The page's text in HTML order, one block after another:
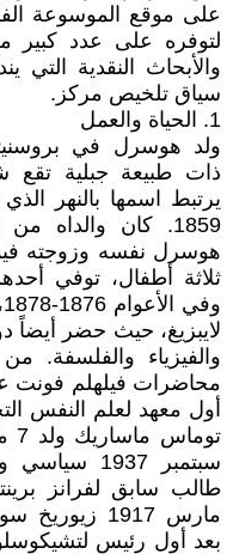
على موقع الموسوعة
لتوفره على عدد كبير
والأبحاث النقدية
سياق تلخيص مركز.
1. الحياة والعمل
ولد هوسرل في
ذات طبيعة جبلية تقع
1859. كان والداه
هوسرل نفسه وزوجته فيما
ثلاثة أطفال، توفي
لايبزيغ، حيث حضر
والفيزياء والفلسفة.
محاضرات فيلهلم فونت
أول معهد لعلم النفس
سبتمبر
مارس 1917